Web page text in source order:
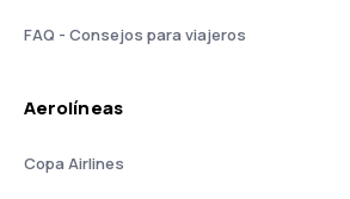
FAQ - Consejos para viajeros
Aerolíneas
Copa Airlines